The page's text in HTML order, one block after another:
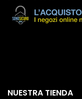
NUESTRA TIENDA